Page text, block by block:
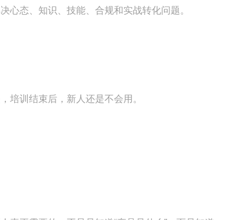
心态、知识、技能、合规和实战转化问题。
培训结束后，新人还是不会用。